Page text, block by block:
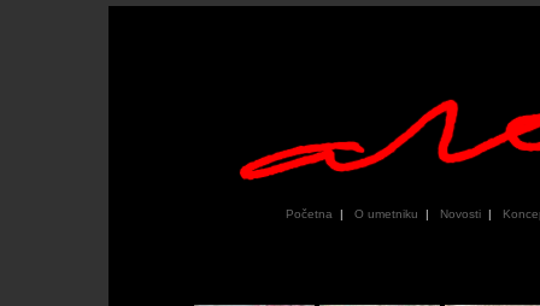
Početna | O umetniku | Novosti |